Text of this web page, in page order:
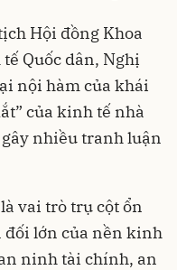
Hội đồng Khoa
Quốc dân, Nghị
nội hàm của khái
của kinh tế nhà
nhiều tranh luận
vai trò trụ cột ổn
đối lớn của nền kinh
ninh tài chính, an